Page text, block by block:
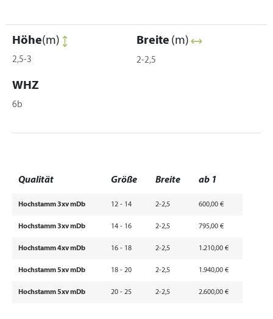
Höhe(m)
2,5-3
Breite (m)
2-2,5
WHZ
6b
Qualität Größe Breite ab 1
Hochstamm 3xv mDb 12 - 14 2-2,5 600,00 €
Hochstamm 3xv mDb 14 - 16 2-2,5 795,00 €
Hochstamm 4xv mDb 16 - 18 2-2,5 1.210,00 €
Hochstamm 5xv mDb 18 - 20 2-2,5 1.940,00 €
Hochstamm 5xv mDb 20 - 25 2-2,5 2.600,00 €